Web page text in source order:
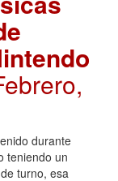
durante
teniendo un
turno, esa